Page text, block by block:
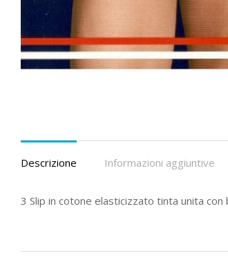
Descrizione Informazioni aggiuntive
3 Slip in cotone elasticizzato tinta unita con